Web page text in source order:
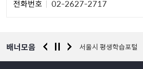
자전화번호
02-2627-2717
배너모음
경찰청 유실물 통합포털 서울시 평생학습포털